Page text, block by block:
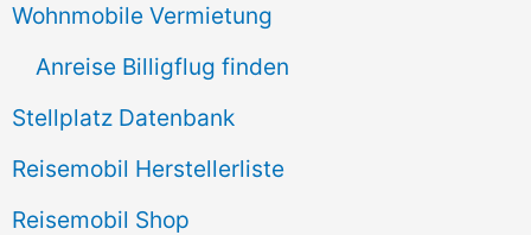
Wohnmobile Vermietung
Anreise Billigflug finden
Stellplatz Datenbank
Reisemobil Herstellerliste
Reisemobil Shop